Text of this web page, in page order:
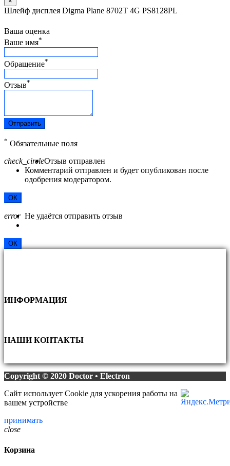
Шлейф дисплея Digma Plane 8702T 4G PS8128PL
Ваша оценка
Ваше имя*
Обращение*
Отзыв*
Отправить
* Обязательные поля
check_circleОтзыв отправлен
Комментарий отправлен и будет опубликован после
одобрения модератором.
ОК
error Не удаётся отправить отзыв
ОК
ИНФОРМАЦИЯ
НАШИ КОНТАКТЫ
Copyright © 2020 Doctor • Electron
Сайт использует Cookie для ускорения работы на
вашем устройстве
принимать
close
Корзина